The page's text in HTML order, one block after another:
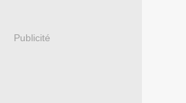
Publicité